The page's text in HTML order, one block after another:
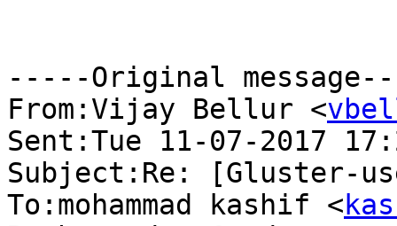
-----Original
From:Vijay Bellur <
Sent:Tue 11-07-2017
Subject:Re: [Gluster-
To:mohammad kashif <